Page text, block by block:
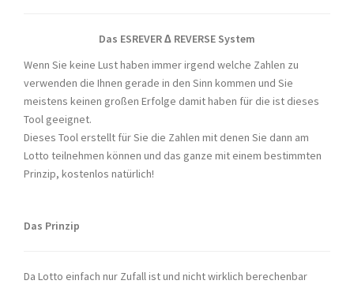
Das ESREVER ∆ REVERSE System
Wenn Sie keine Lust haben immer irgend welche Zahlen zu
verwenden die Ihnen gerade in den Sinn kommen und Sie
meistens keinen großen Erfolge damit haben für die ist dieses
Tool geeignet.
Dieses Tool erstellt für Sie die Zahlen mit denen Sie dann am
Lotto teilnehmen können und das ganze mit einem bestimmten
Prinzip, kostenlos natürlich!
Das Prinzip
Da Lotto einfach nur Zufall ist und nicht wirklich berechenbar